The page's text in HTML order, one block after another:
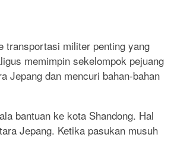
transportasi militer penting yang
memimpin sekelompok pejuang
Jepang dan mencuri bahan-bahan
bantuan ke kota Shandong. Hal
Jepang. Ketika pasukan musuh